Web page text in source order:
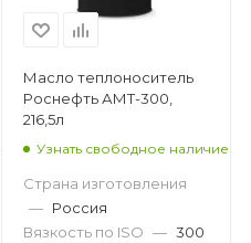
Масло теплоноситель
Роснефть АМТ-300,
216,5л
Узнать свободное наличие
Страна изготовления
— Россия
Вязкость по ISO — 300